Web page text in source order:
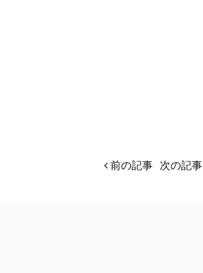
前の記事 次の記事